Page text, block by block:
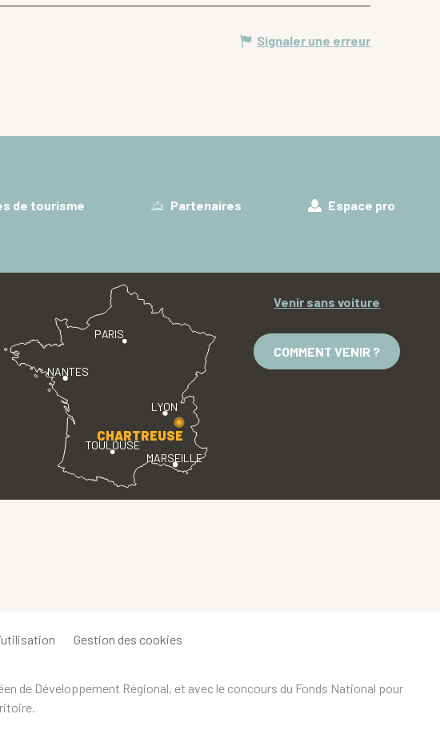
Signaler une erreur
de tourisme Partenaires Espace pro
PARIS
LYON
TOULOUSE
MARSEILLE
NANTES
CHARTREUSE
Venir sans voiture
COMMENT VENIR ?
Gestion des cookies
de Développement Régional, et avec le concours du Fonds National pour